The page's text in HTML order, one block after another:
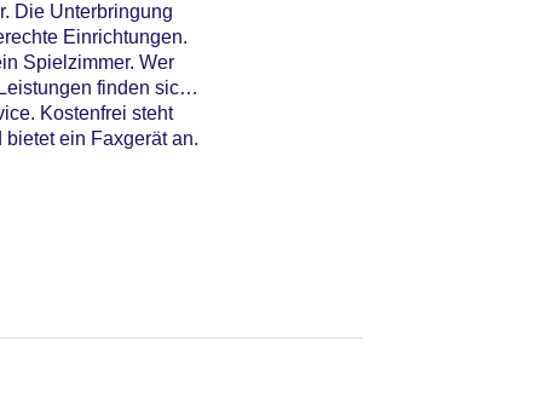
Die Unterbringung
Einrichtungen.
Spielzimmer. Wer
finden sich
Kostenfrei steht
ein Faxgerät an.